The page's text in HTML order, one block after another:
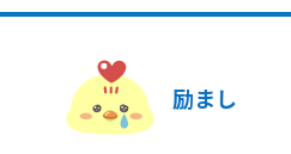
励まし